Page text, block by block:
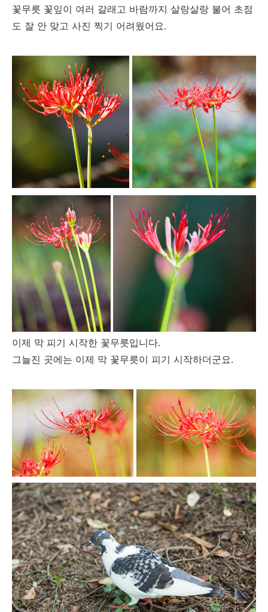
꽃무릇 꽃잎이 여러 갈래고 바람까지 살랑살랑 불어 초점
도 잘 안 맞고 사진 찍기 어려웠어요.
이제 막 피기 시작한 꽃무릇입니다.
그늘진 곳에는 이제 막 꽃무릇이 피기 시작하더군요.